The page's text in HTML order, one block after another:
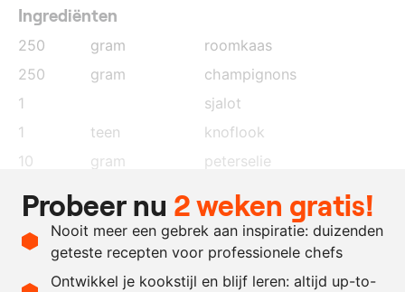
Ingrediënten
250 gram
roomkaas
250
gram
champignons
1
sjalot
1
teen
knoflook
10
gram
peterselie
behoefte
zout
Probeer nu 2 weken gratis!
Nooit meer een gebrek aan inspiratie: duizenden
geteste recepten voor professionele chefs
Ontwikkel je kookstijl en blijf leren: altijd up-to-